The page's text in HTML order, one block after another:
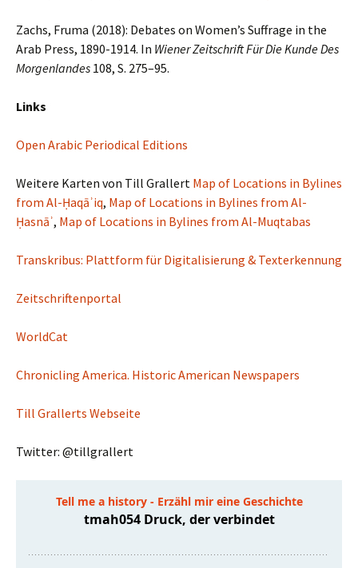
Zachs, Fruma (2018): Debates on Women’s Suffrage in the
Arab Press, 1890-1914. In Wiener Zeitschrift Für Die Kunde Des
Morgenlandes 108, S. 275–95.
Links
Open Arabic Periodical Editions
Weitere Karten von Till Grallert Map of Locations in Bylines
from Al-Ḥaqāʾiq, Map of Locations in Bylines from Al-
Ḥasnāʾ, Map of Locations in Bylines from Al-Muqtabas
Transkribus: Plattform für Digitalisierung & Texterkennung
Zeitschriftenportal
WorldCat
Chronicling America. Historic American Newspapers
Till Grallerts Webseite
Twitter: @tillgrallert